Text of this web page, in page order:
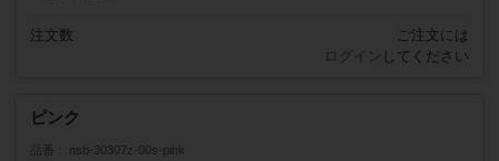
注文数
ご注文には
ログイン してください
ピンク
品番 nsb-30307z-00s-pink